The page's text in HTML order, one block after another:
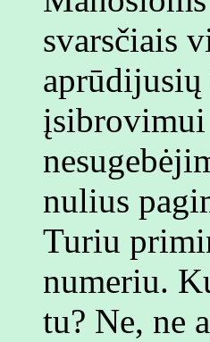
svarsčiais
įsibrovimui
nulius
Turiu
numeriu.
tu? Ne, ne